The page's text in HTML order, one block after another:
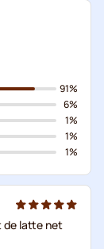
91%
6%
1%
1%
1%
de latte net